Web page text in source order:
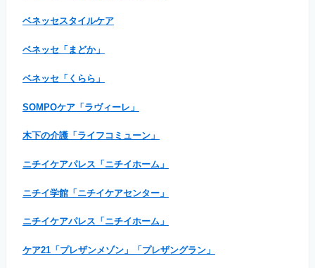
ベネッセスタイルケア
ベネッセ「まどか」
ベネッセ「くらら」
SOMPOケア「ラヴィーレ」
木下の介護「ライフコミューン」
ニチイケアパレス「ニチイホーム」
ニチイ学館「ニチイケアセンター」
ニチイケアパレス「ニチイホーム」
ケア21「プレザンメゾン」「プレザングラン」